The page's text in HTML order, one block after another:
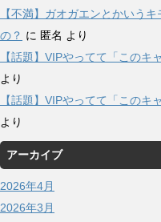
【不満】ガオガエンとかいう
の？ に 匿名 より
【話題】VIPやってて「このキ
より
【話題】VIPやってて「このキ
より
アーカイブ
2026年4月
2026年3月